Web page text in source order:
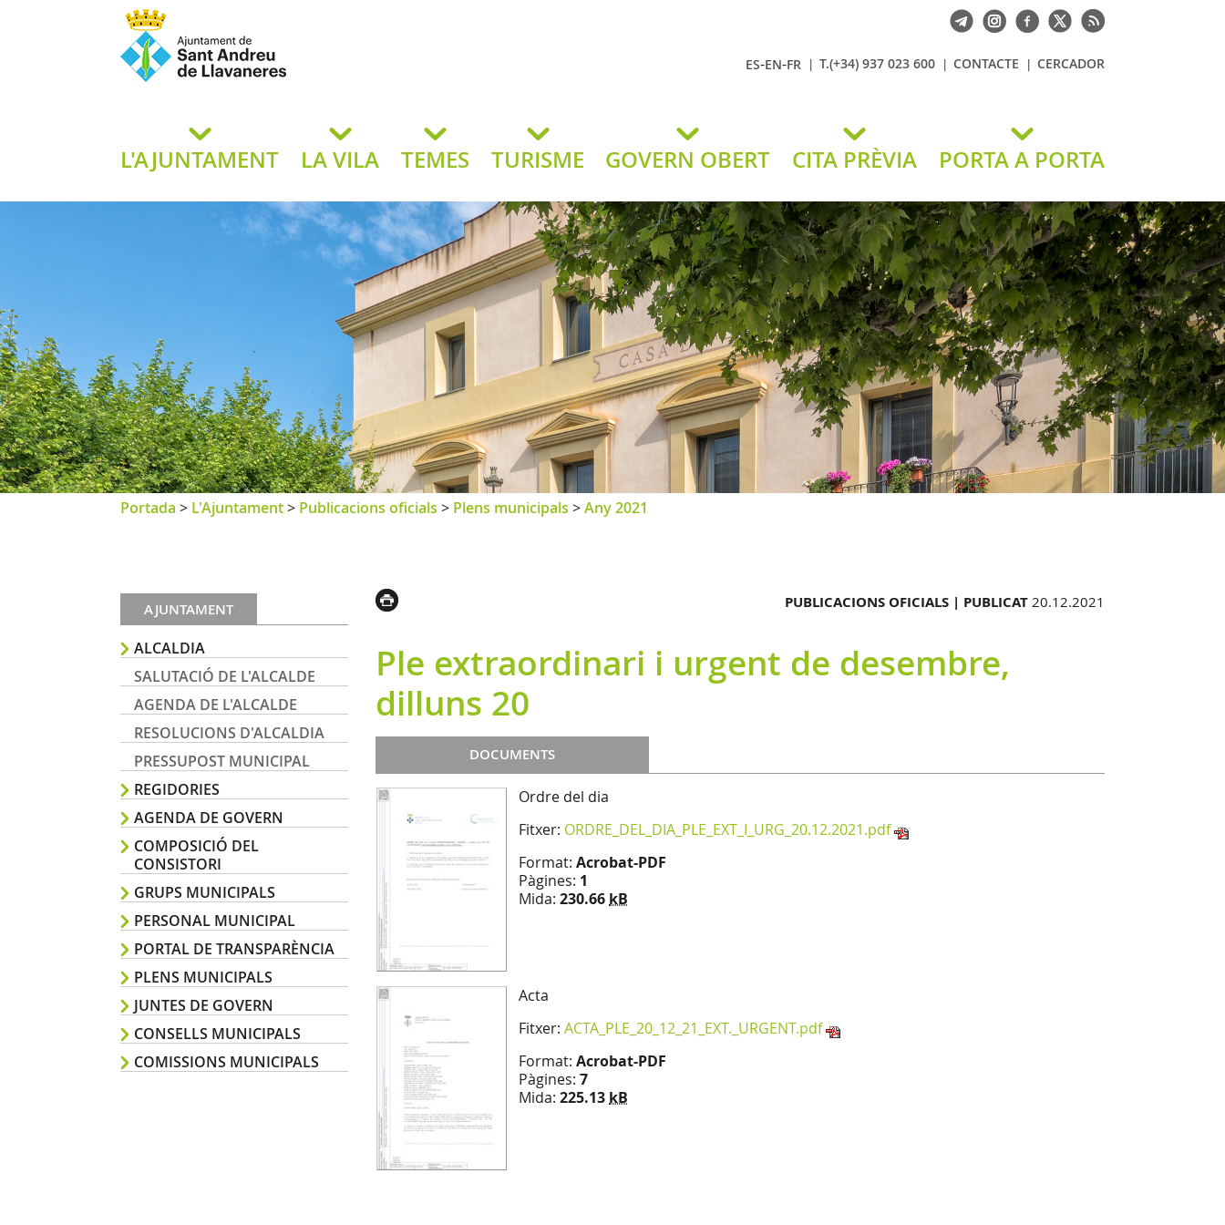
de Llavaneres
ES-EN-FR T.(+34) 937 023 600 CONTACTE CERCADOR
L'AJUNTAMENT LA VILA TEMES TURISME GOVERN OBERT CITA PRÈVIA PORTA A PORTA
Portada > L'Ajuntament> Publicacions oficials > Plens municipals >Any 2021
AJUNTAMENT
ALCALDIA
SALUTACIÓ DE L'ALCALDE
AGENDA DE L'ALCALDE
RESOLUCIONS D'ALCALDIA
PRESSUPOST MUNICIPAL
REGIDORIES
AGENDA DE GOVERN
COMPOSICIÓ DEL
CONSISTORI
GRUPS MUNICIPALS
PERSONAL MUNICIPAL
PORTAL DE TRANSPARÈNCIA
PLENS MUNICIPALS
JUNTES DE GOVERN
CONSELLS MUNICIPALS
COMISSIONS MUNICIPALS
PUBLICACIONS OFICIALS | PUBLICAT 20.12.2021
Ple extraordinari i urgent de desembre,
dilluns 20
DOCUMENTS
Ordre del dia
Fitxer: ORDRE_DEL_DIA_PLE_EXT_I_URG_20.12.2021.pdf
Format: Acrobat-PDF
Pàgines: 1
Mida: 230.66 kB
Acta
Fitxer: ACTA_PLE_20_12_21_EXT._URGENT.pdf
Format: Acrobat-PDF
Pàgines: 7
Mida: 225.13 kB